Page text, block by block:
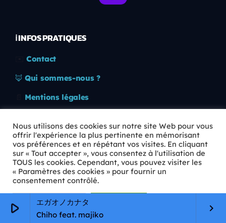
play_arrow
エガオノカナタ
Chiho feat. majiko
keyboard_arrow_right
ℹ️ INFOS PRATIQUES
Contact
🦊 Qui sommes-nous ?
Mentions légales
🛡️ RGPD
Copyright © 2026 Animkids. Tous droits réservés.
Nous utilisons des cookies sur notre site Web pour vous
offrir l'expérience la plus pertinente en mémorisant
vos préférences et en répétant vos visites. En cliquant
sur « Tout accepter », vous consentez à l'utilisation de
TOUS les cookies. Cependant, vous pouvez visiter les
« Paramètres des cookies » pour fournir un
consentement contrôlé.
Paramètres Cookie